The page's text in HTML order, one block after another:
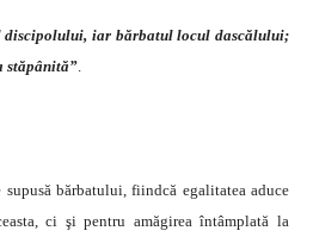
discipolului, iar bărbatul locul dascălului;
stăpânită”
supusă bărbatului, fiindcă egalitatea aduce
ci şi pentru amăgirea întâmplată la